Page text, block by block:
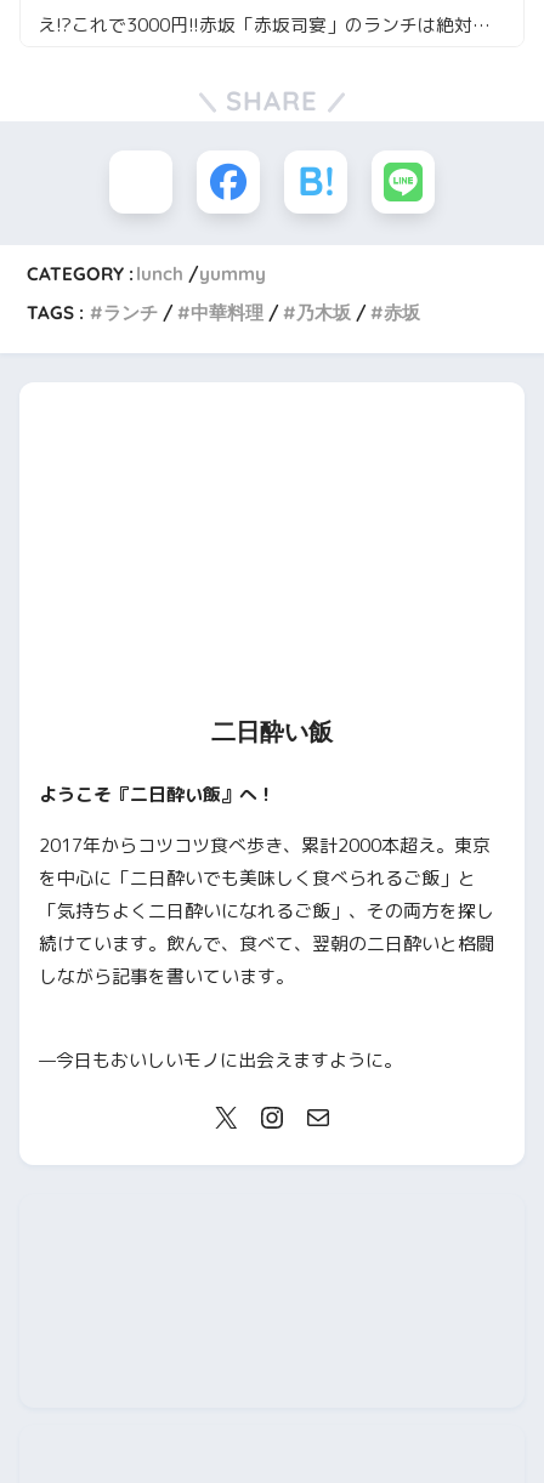
え!?これで3000円!!赤坂「赤坂司宴」のランチは絶対行くべき
SHARE
CATEGORY : lunch
yummy
TAGS :
ランチ 中華料理 乃木坂 赤坂
二日酔い飯
ようこそ『二日酔い飯』へ！
2017年からコツコツ食べ歩き、累計2000本超え。東京
を中心に「二日酔いでも美味しく食べられるご飯」と
「気持ちよく二日酔いになれるご飯」、その両方を探し
続けています。飲んで、食べて、翌朝の二日酔いと格闘
しながら記事を書いています。
—今日もおいしいモノに出会えますように。